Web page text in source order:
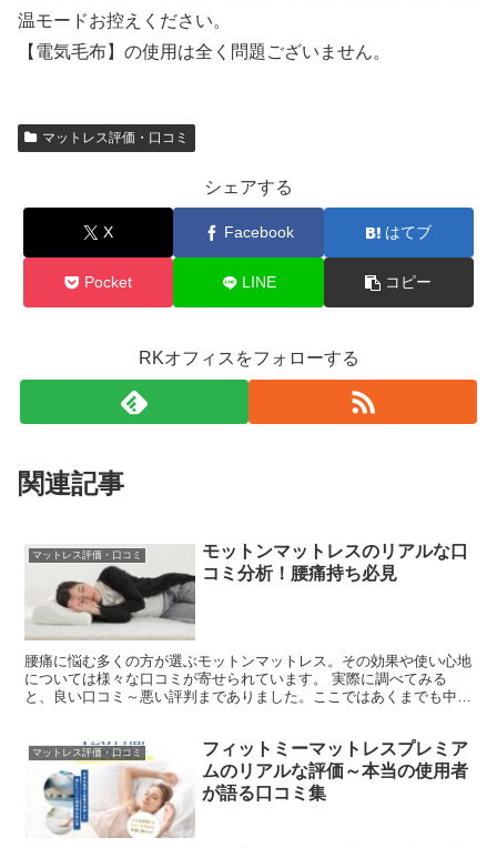
温モードお控えください。
【電気毛布】の使用は全く問題ございません。
マットレス評価・口コミ
シェアする
X Facebook はてブ
Pocket LINE コピー
RKオフィスをフォローする
関連記事
マットレス評価・口コミ
モットンマットレスのリアルな口
コミ分析！腰痛持ち必見
腰痛に悩む多くの方が選ぶモットンマットレス。その効果や使い心地
については様々な口コミが寄せられています。 実際に調べてみる
と、良い口コミ～悪い評判までありました。ここではあくまでも中立
マットレス評価・口コミ
フィットミーマットレスプレミア
ムのリアルな評価～本当の使用者
が語る口コミ集